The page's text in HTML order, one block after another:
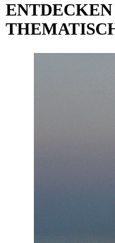
ENTDECKEN